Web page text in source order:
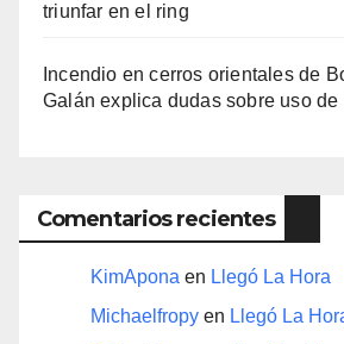
triunfar en el ring​
Incendio en cerros orientales de
Galán explica dudas sobre uso
Comentarios recientes
KimApona en Llegó La Hora
Michaelfropy en Llegó La